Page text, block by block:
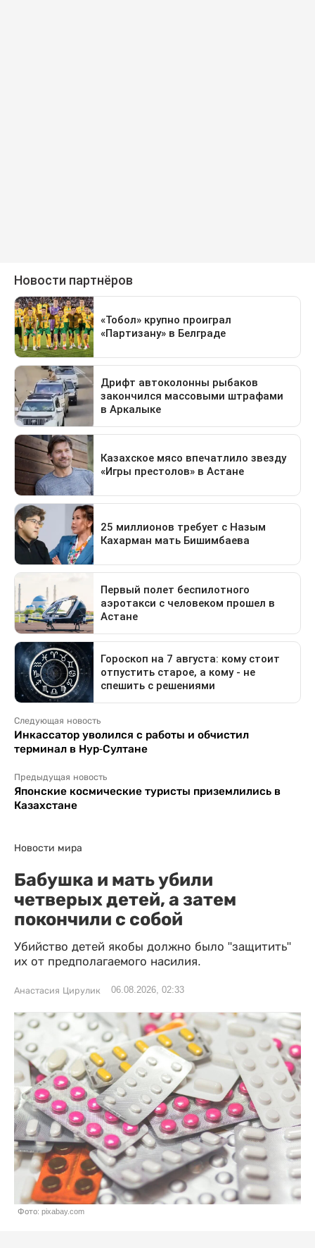
Следующая новость
Инкассатор уволился с работы и обчистил
терминал в Нур-Султане
Предыдущая новость
Японские космические туристы приземлились в
Казахстане
Новости мира
Бабушка и мать убили
четверых детей, а затем
покончили с собой
Убийство детей якобы должно было "защитить"
их от предполагаемого насилия.
Анастасия Цирулик 06.08.2026, 02:33
Фото: pixabay.com